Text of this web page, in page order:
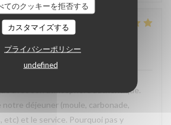
てのクッキーを拒否する
カスタマイズする
プライバシーポリシー
undefined
ゲスト 3
:5/5 メニュー:4/5 品質-価格
avec son atmosphère authentique.
déjeuner (moule, carbonade,
etc) et le service. Pourquoi pas y